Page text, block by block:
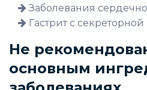
Заболевания
Гастрит с
Не
основным